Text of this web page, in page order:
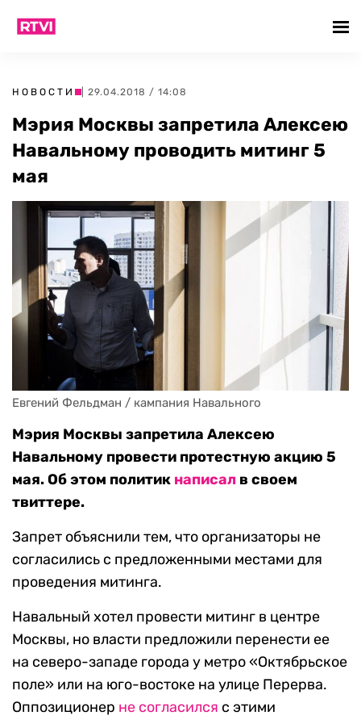
НОВОСТИ | 29.04.2018 / 14:08
Мэрия Москвы запретила Алексею
Навальному проводить митинг 5
мая
Евгений Фельдман / кампания Навального
Мэрия Москвы запретила Алексею
Навальному провести протестную акцию 5
мая. Об этом политик написал в своем
твиттере.
Запрет объяснили тем, что организаторы не
согласились с предложенными местами для
проведения митинга.
Навальный хотел провести митинг в центре
Москвы, но власти предложили перенести ее
на северо-западе города у метро «Октябрьское
поле» или на юго-востоке на улице Перерва.
Оппозиционер не согласился с этими